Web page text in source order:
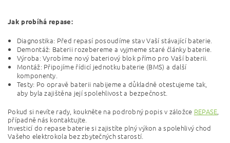
Jak probíhá repase:
Diagnostika: Před repasí posoudíme stav Vaší stávající baterie.
Demontáž: Baterii rozebereme a vyjmeme staré články baterie.
Výroba: Vyrobíme nový bateriový blok přímo pro Vaší baterii.
Montáž: Připojíme řídicí jednotku baterie (BMS) a další
komponenty.
Testy: Po opravě baterii nabijeme a důkladně otestujeme tak,
aby byla zajištěna její spolehlivost a bezpečnost.
Pokud si nevíte rady, koukněte na podrobný popis v záložce REPASE
případně nás kontaktujte.
Investicí do repase baterie si zajistíte plný výkon a spolehlivý chod
Vašeho elektrokola bez zbytečných starostí.